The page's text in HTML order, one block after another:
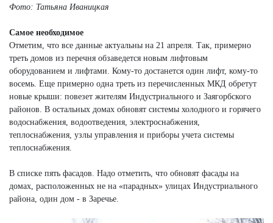
Фото: Татьяна Иваницкая
Самое необходимое
Отметим, что все данные актуальны на 21 апреля. Так, примерно
треть домов из перечня обзаведется новым лифтовым
оборудованием и лифтами. Кому-то достанется один лифт, кому-то
восемь. Еще примерно одна треть из перечисленных МКД обретут
новые крыши: повезет жителям Индустриального и Заягорбского
районов. В остальных домах обновят системы холодного и горячего
водоснабжения, водоотведения, электроснабжения,
теплоснабжения, узлы управления и приборы учета системы
теплоснабжения.
В списке пять фасадов. Надо отметить, что обновят фасады на
домах, расположенных не на «парадных» улицах Индустриального
района, один дом - в Заречье.